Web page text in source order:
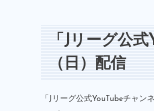
「Jリーグ公
（日）配信
「Jリーグ公式YouTubeチャ